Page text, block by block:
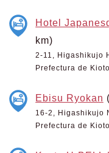
Hotel
km)
2-11, Higashikujo
Prefectura de
Ebisu Ryokan
16-2, Higashikujo
Prefectura de